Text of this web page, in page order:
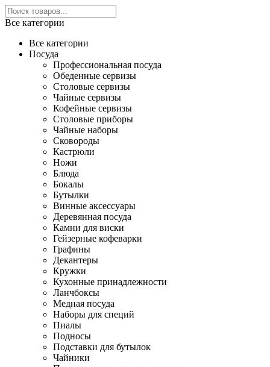
Все категории
Все категории
Посуда
Профессиональная посуда
Обеденные сервизы
Столовые сервизы
Чайные сервизы
Кофейные сервизы
Столовые приборы
Чайные наборы
Сковороды
Кастрюли
Ножи
Блюда
Бокалы
Бутылки
Винные аксессуары
Деревянная посуда
Камни для виски
Гейзерные кофеварки
Графины
Декантеры
Кружки
Кухонные принадлежности
Ланчбоксы
Медная посуда
Наборы для специй
Пиалы
Подносы
Подставки для бутылок
Чайники